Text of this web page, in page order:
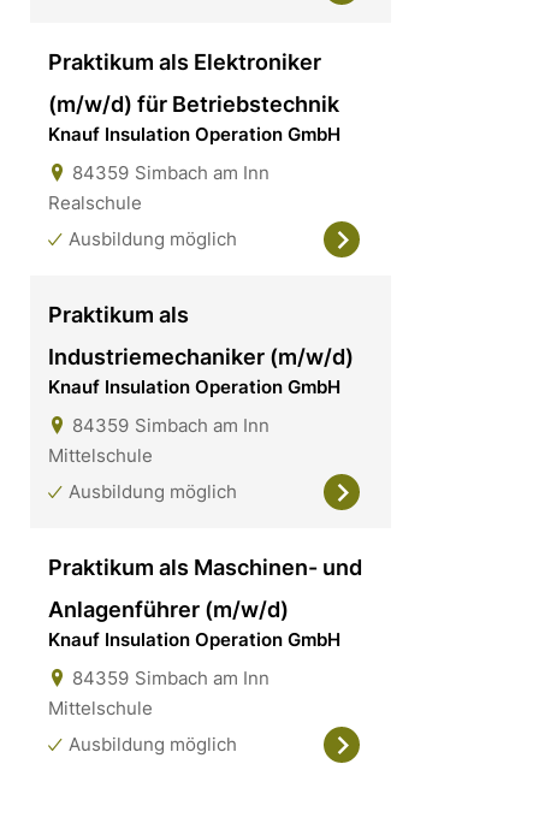
Praktikum als Elektroniker
(m/w/d) für Betriebstechnik
Knauf Insulation Operation GmbH
84359 Simbach am Inn
Realschule
Ausbildung möglich
Praktikum als
Industriemechaniker (m/w/d)
Knauf Insulation Operation GmbH
84359 Simbach am Inn
Mittelschule
Ausbildung möglich
Praktikum als Maschinen- und
Anlagenführer (m/w/d)
Knauf Insulation Operation GmbH
84359 Simbach am Inn
Mittelschule
Ausbildung möglich